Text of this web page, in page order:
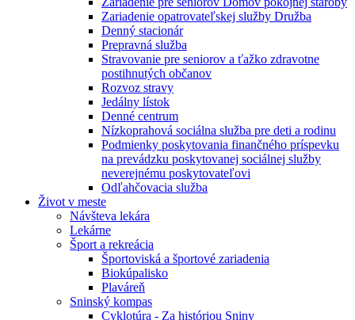
Zariadenie opatrovateľskej služby Družba
Denný stacionár
Prepravná služba
Stravovanie pre seniorov a ťažko zdravotne
postihnutých občanov
Rozvoz stravy
Jedálny lístok
Denné centrum
Nízkoprahová sociálna služba pre deti a rodinu
Podmienky poskytovania finančného príspevku
na prevádzku poskytovanej sociálnej služby
neverejnému poskytovateľovi
Odľahčovacia služba
Život v meste
Návšteva lekára
Lekárne
Šport a rekreácia
Športoviská a športové zariadenia
Biokúpalisko
Plaváreň
Sninský kompas
Cyklotúra - Za históriou Sniny